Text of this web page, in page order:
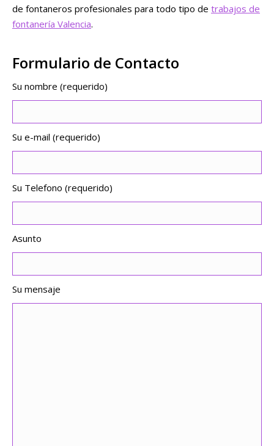
de fontaneros profesionales para todo tipo de trabajos de
fontanería Valencia.
Formulario de Contacto
Su nombre (requerido)
Su e-mail (requerido)
Su Telefono (requerido)
Asunto
Su mensaje